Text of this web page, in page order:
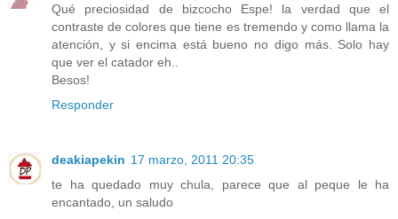
Qué preciosidad de bizcocho Espe! la verdad que el
contraste de colores que tiene es tremendo y como llama la
atención, y si encima está bueno no digo más. Solo hay
que ver el catador eh..
Besos!
Responder
deakiapekin 17 marzo, 2011 20:35
te ha quedado muy chula, parece que al peque le ha
encantado, un saludo